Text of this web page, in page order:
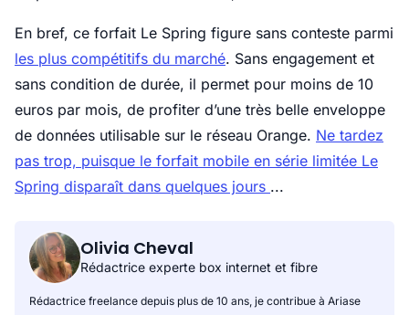
En bref, ce forfait Le Spring figure sans conteste parmi
les plus compétitifs du marché. Sans engagement et
sans condition de durée, il permet pour moins de 10
euros par mois, de profiter d’une très belle enveloppe
de données utilisable sur le réseau Orange. Ne tardez
pas trop, puisque le forfait mobile en série limitée Le
Spring disparaît dans quelques jours ...
Olivia Cheval
Rédactrice experte box internet et fibre
Rédactrice freelance depuis plus de 10 ans, je contribue à Ariase